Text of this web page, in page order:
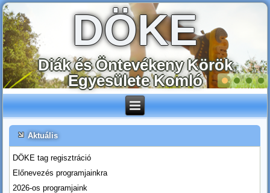
DÖKE
Diák és Öntevékeny Körök
Egyesülete Komló
Aktuális
DÖKE tag regisztráció
Előnevezés programjainkra
2026-os programjaink